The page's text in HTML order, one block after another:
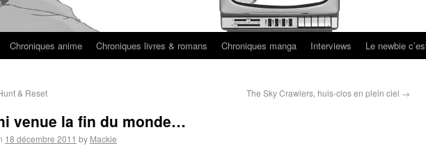
Chroniques anime Chroniques livres & romans Chroniques manga Interviews Le newbie
& Reset The Sky Crawlers, huis-clos en plein ciel →
venue la fin du monde…
18 décembre 2011 by Mackie